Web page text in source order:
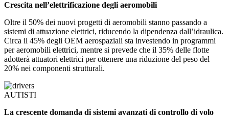
Crescita nell’elettrificazione degli aeromobili
Oltre il 50% dei nuovi progetti di aeromobili stanno passando a
sistemi di attuazione elettrici, riducendo la dipendenza dall’idraulica.
Circa il 45% degli OEM aerospaziali sta investendo in programmi
per aeromobili elettrici, mentre si prevede che il 35% delle flotte
adotterà attuatori elettrici per ottenere una riduzione del peso del
20% nei componenti strutturali.
AUTISTI
La crescente domanda di sistemi avanzati di controllo di volo